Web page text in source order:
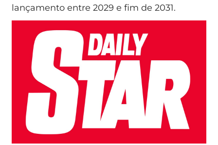
lançamento entre 2029 e fim de 2031.